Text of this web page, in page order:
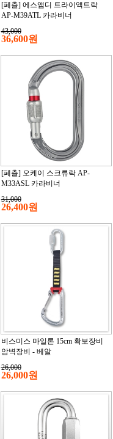
[페츨] 에스앰디 트라이액트락
AP-M39ATL 카라비너
43,000
36,600원
[페츨] 오케이 스크류락 AP-
M33ASL 카라비너
31,000
26,400원
비스미스 마일론 15cm 확보장비
암벽장비 - 베알
26,000
26,000원